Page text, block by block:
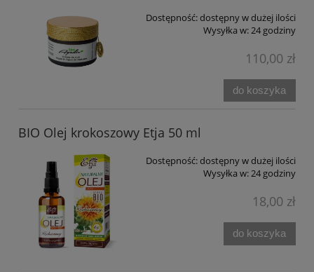
Dostępność:dostępny w dużej ilości
Wysyłka w:24 godziny
110,00 zł
do koszyka
BIO Olej krokoszowy Etja 50 ml
Dostępność:dostępny w dużej ilości
Wysyłka w:24 godziny
18,00 zł
do koszyka